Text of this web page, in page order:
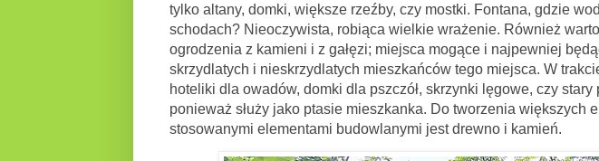
tylko altany, domki, większe rzeźby, czy mostki. Fontana, gdzie
schodach? Nieoczywista, robiąca wielkie wrażenie. Również
ogrodzenia z kamieni i z gałęzi; miejsca mogące i najpewniej
skrzydlatych i nieskrzydlatych mieszkańców tego miejsca. W
hoteliki dla owadów, domki dla pszczół, skrzynki lęgowe, czy
ponieważ służy jako ptasie mieszkanka. Do tworzenia większych
stosowanymi elementami budowlanymi jest drewno i kamień.